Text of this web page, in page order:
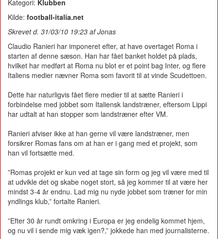
Kategori: Klubben
Kilde: football-italia.net
Skrevet d. 31/03/10 19:23 af Jonas
Claudio Ranieri har imponeret efter, at have overtaget Roma i
starten af denne sæson. Han har fået banket holdet på plads,
hvilket har medført at Roma nu blot er et point bag Inter, og flere
Italiens medier nævner Roma som favorit til at vinde Scudettoen.
Dette har naturligvis fået flere medier til at sætte Ranieri i
forbindelse med jobbet som Italiensk landstræner, eftersom Lippi
har udtalt at han stopper som landstræner efter VM.
Ranieri afviser ikke at han gerne vil være landstræner, men
forsikrer Romas fans om at han er i gang med et projekt, som
han vil fortsætte med.
”Romas projekt er kun ved at tage sin form og jeg vil være med til
at udvikle det og skabe noget stort, så jeg kommer til at være her
mindst 3-4 år endnu. Lad mig nu nyde jobbet som træner for min
yndlings klub,” fortalte Ranieri.
”Efter 30 år rundt omkring i Europa er jeg endelig kommet hjem,
og nu vil i sende mig væk igen?,” jokkede han med journalisterne.